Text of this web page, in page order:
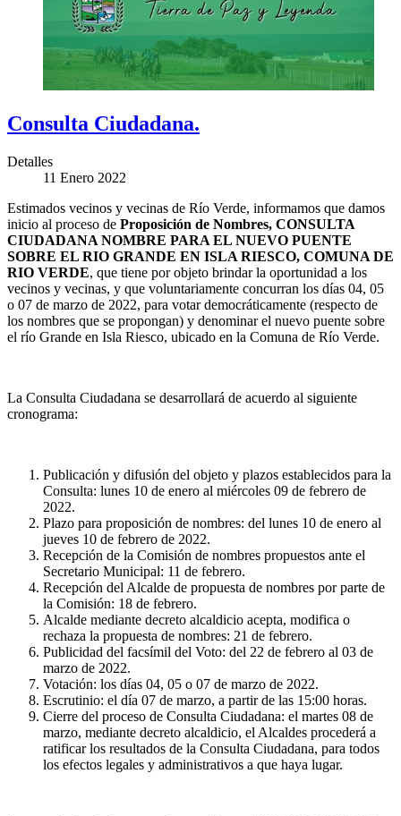
Consulta Ciudadana.
Detalles
11 Enero 2022
Estimados vecinos y vecinas de Río Verde, informamos que damos
inicio al proceso de Proposición de Nombres, CONSULTA
CIUDADANA NOMBRE PARA EL NUEVO PUENTE
SOBRE EL RIO GRANDE EN ISLA RIESCO, COMUNA DE
RIO VERDE, que tiene por objeto brindar la oportunidad a los
vecinos y vecinas, y que voluntariamente concurran los días 04, 05
o 07 de marzo de 2022, para votar democráticamente (respecto de
los nombres que se propongan) y denominar el nuevo puente sobre
el río Grande en Isla Riesco, ubicado en la Comuna de Río Verde.
La Consulta Ciudadana se desarrollará de acuerdo al siguiente
cronograma:
Publicación y difusión del objeto y plazos establecidos para la
Consulta: lunes 10 de enero al miércoles 09 de febrero de
2022.
Plazo para proposición de nombres: del lunes 10 de enero al
jueves 10 de febrero de 2022.
Recepción de la Comisión de nombres propuestos ante el
Secretario Municipal: 11 de febrero.
Recepción del Alcalde de propuesta de nombres por parte de
la Comisión: 18 de febrero.
Alcalde mediante decreto alcaldicio acepta, modifica o
rechaza la propuesta de nombres: 21 de febrero.
Publicidad del facsímil del Voto: del 22 de febrero al 03 de
marzo de 2022.
Votación: los días 04, 05 o 07 de marzo de 2022.
Escrutinio: el día 07 de marzo, a partir de las 15:00 horas.
Cierre del proceso de Consulta Ciudadana: el martes 08 de
marzo, mediante decreto alcaldicio, el Alcaldes procederá a
ratificar los resultados de la Consulta Ciudadana, para todos
los efectos legales y administrativos a que haya lugar.